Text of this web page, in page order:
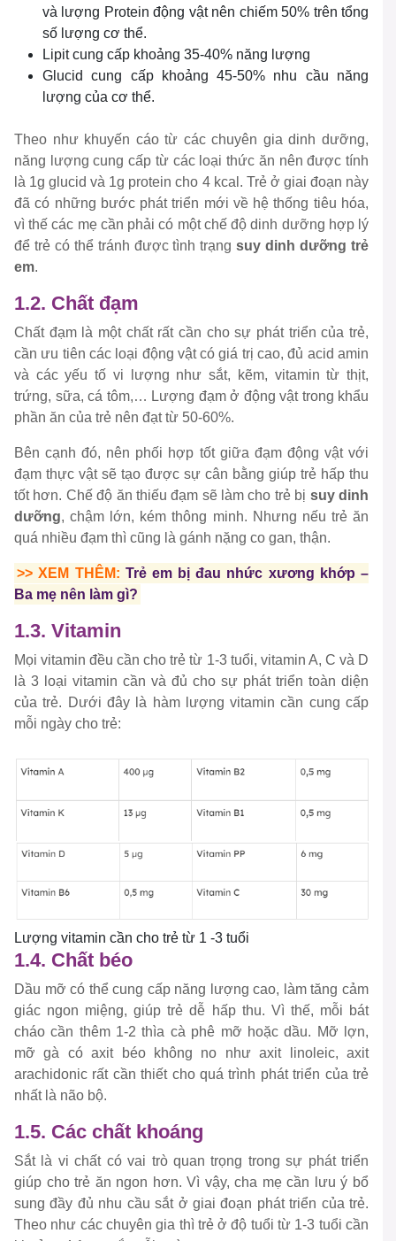
và lượng Protein động vật nên chiếm 50% trên tổng
số lượng cơ thể.
Lipit cung cấp khoảng 35-40% năng lượng
Glucid cung cấp khoảng 45-50% nhu cầu năng
lượng của cơ thể.
Theo như khuyến cáo từ các chuyên gia dinh dưỡng,
năng lượng cung cấp từ các loại thức ăn nên được tính
là 1g glucid và 1g protein cho 4 kcal. Trẻ ở giai đoạn này
đã có những bước phát triển mới về hệ thống tiêu hóa,
vì thế các mẹ cần phải có một chế độ dinh dưỡng hợp lý
để trẻ có thể tránh được tình trạngsuy dinh dưỡng trẻ
em.
1.2. Chất đạm
Chất đạm là một chất rất cần cho sự phát triển của trẻ,
cần ưu tiên các loại động vật có giá trị cao, đủ acid amin
và các yếu tố vi lượng như sắt, kẽm, vitamin từ thịt,
trứng, sữa, cá tôm,… Lượng đạm ở động vật trong khẩu
phần ăn của trẻ nên đạt từ 50-60%.
Bên cạnh đó, nên phối hợp tốt giữa đạm động vật với
đạm thực vật sẽ tạo được sự cân bằng giúp trẻ hấp thu
tốt hơn. Chế độ ăn thiếu đạm sẽ làm cho trẻ bị suy dinh
dưỡng, chậm lớn, kém thông minh. Nhưng nếu trẻ ăn
quá nhiều đạm thì cũng là gánh nặng co gan, thận.
>> XEM THÊM: Trẻ em bị đau nhức xương khớp –
Ba mẹ nên làm gì?
1.3. Vitamin
Mọi vitamin đều cần cho trẻ từ 1-3 tuổi, vitamin A, C và D
là 3 loại vitamin cần và đủ cho sự phát triển toàn diện
của trẻ. Dưới đây là hàm lượng vitamin cần cung cấp
mỗi ngày cho trẻ:
Lượng vitamin cần cho trẻ từ 1 -3 tuổi
1.4. Chất béo
Dầu mỡ có thể cung cấp năng lượng cao, làm tăng cảm
giác ngon miệng, giúp trẻ dễ hấp thu. Vì thế, mỗi bát
cháo cần thêm 1-2 thìa cà phê mỡ hoặc dầu. Mỡ lợn,
mỡ gà có axit béo không no như axit linoleic, axit
arachidonic rất cần thiết cho quá trình phát triển của trẻ
nhất là não bộ.
1.5. Các chất khoáng
Sắt là vi chất có vai trò quan trọng trong sự phát triển
giúp cho trẻ ăn ngon hơn. Vì vậy, cha mẹ cần lưu ý bổ
sung đầy đủ nhu cầu sắt ở giai đoạn phát triển của trẻ.
Theo như các chuyên gia thì trẻ ở độ tuổi từ 1-3 tuổi cần